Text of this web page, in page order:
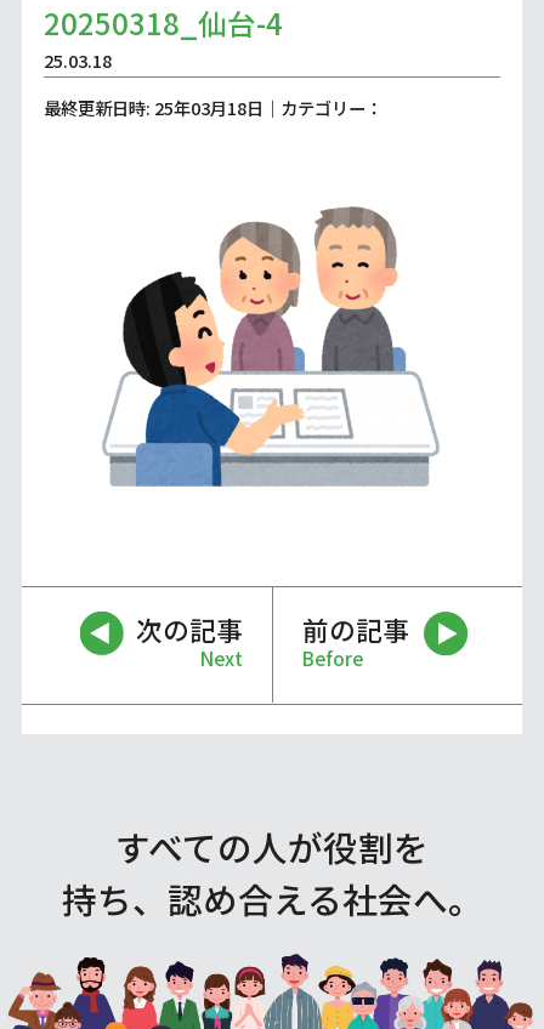
20250318_仙台-4
25.03.18
最終更新日時: 25年03月18日｜カテゴリー：
次の記事
Next
前の記事
Before
すべての人が役割を
持ち、認め合える社会へ。